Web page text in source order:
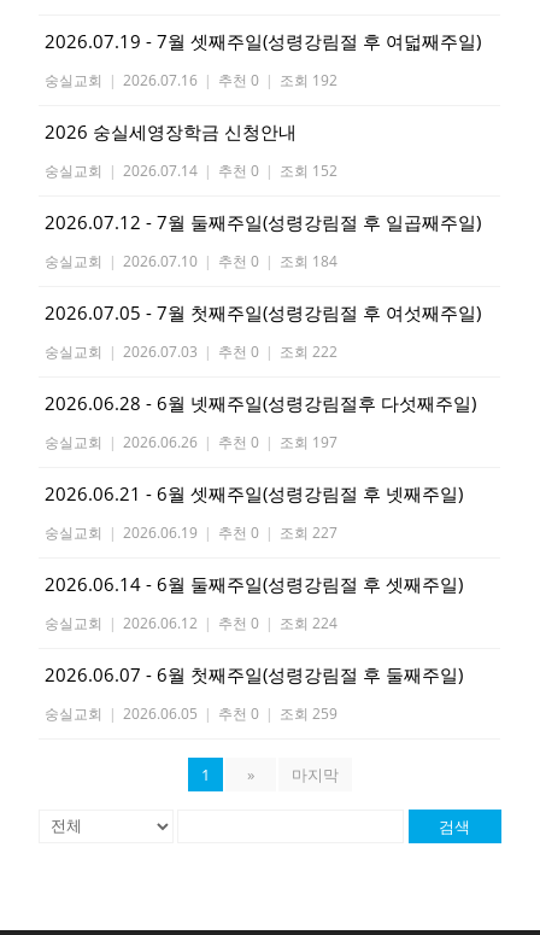
2026.07.19 - 7월 셋째주일(성령강림절 후 여덟째주일)
숭실교회 | 2026.07.16 | 추천 0 | 조회 192
2026 숭실세영장학금 신청안내
숭실교회 | 2026.07.14 | 추천 0 | 조회 152
2026.07.12 - 7월 둘째주일(성령강림절 후 일곱째주일)
숭실교회 | 2026.07.10 | 추천 0 | 조회 184
2026.07.05 - 7월 첫째주일(성령강림절 후 여섯째주일)
숭실교회 | 2026.07.03 | 추천 0 | 조회 222
2026.06.28 - 6월 넷째주일(성령강림절후 다섯째주일)
숭실교회 | 2026.06.26 | 추천 0 | 조회 197
2026.06.21 - 6월 셋째주일(성령강림절 후 넷째주일)
숭실교회 | 2026.06.19 | 추천 0 | 조회 227
2026.06.14 - 6월 둘째주일(성령강림절 후 셋째주일)
숭실교회 | 2026.06.12 | 추천 0 | 조회 224
2026.06.07 - 6월 첫째주일(성령강림절 후 둘째주일)
숭실교회 | 2026.06.05 | 추천 0 | 조회 259
1 » 마지막
검색